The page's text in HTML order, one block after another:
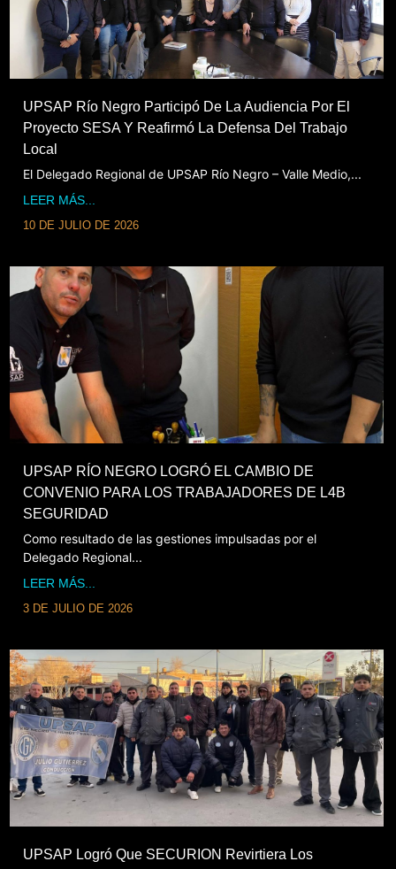
UPSAP Río Negro Participó De La Audiencia Por El
Proyecto SESA Y Reafirmó La Defensa Del Trabajo
Local
El Delegado Regional de UPSAP Río Negro – Valle Medio,...
LEER MÁS...
10 DE JULIO DE 2026
UPSAP RÍO NEGRO LOGRÓ EL CAMBIO DE
CONVENIO PARA LOS TRABAJADORES DE L4B
SEGURIDAD
Como resultado de las gestiones impulsadas por el
Delegado Regional...
LEER MÁS...
3 DE JULIO DE 2026
UPSAP Logró Que SECURION Revirtiera Los